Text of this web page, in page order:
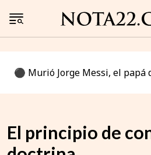
⚫️ Murió Jorge Messi, el papá
El principio de